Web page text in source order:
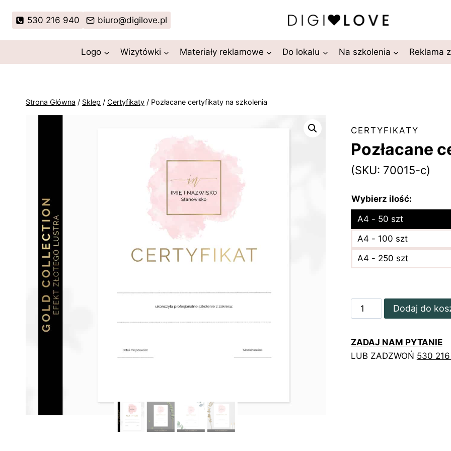
530 216 940 biuro@digilove.pl
Logo Wizytówki Materiały reklamowe Do lokalu Na szkolenia Reklama
Strona Główna / Sklep / Certyfikaty / Pozłacane certyfikaty na szkolenia
CERTYFIKATY
Pozłacane
(SKU: 70015-c)
Wybierz ilość:
A4 - 50 szt
A4 - 100 szt
A4 - 250 szt
ilość
Pozłacane
na
szkolenia
Dodaj do
ZADAJ NAM PYTANIE
LUB ZADZWOŃ 530